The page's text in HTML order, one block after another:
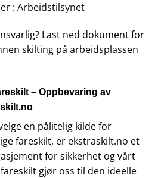
: Arbeidstilsynet
Last ned dokument for
skilting på arbeidsplassen
– Oppbevaring av
en pålitelig kilde for
fareskilt, er ekstraskilt.no et
for sikkerhet og vårt
gjør oss til den ideelle